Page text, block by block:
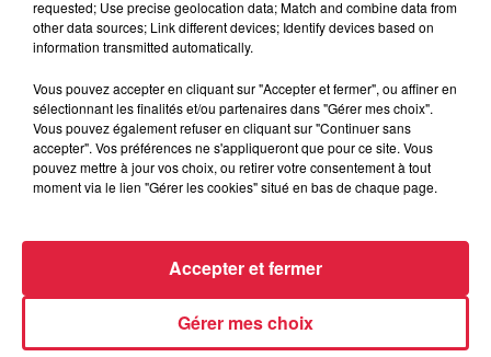
6 août 2026
Tags antisémites à Strasbourg :
6 août 2026
Au zoo de Mulhouse : rencontre
6 août 2026
Les dernières infos sur la venue du
requested; Use precise geolocation data; Match and combine data from
other data sources; Link different devices; Identify devices based on
information transmitted automatically.
Vous pouvez accepter en cliquant sur "Accepter et fermer", ou affiner en
sélectionnant les finalités et/ou partenaires dans "Gérer mes choix".
Vous pouvez également refuser en cliquant sur "Continuer sans
accepter". Vos préférences ne s'appliqueront que pour ce site. Vous
pouvez mettre à jour vos choix, ou retirer votre consentement à tout
moment via le lien "Gérer les cookies" situé en bas de chaque page.
Gérer mes choix
Accepter et fermer